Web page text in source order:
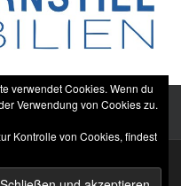
Datenschutzerklärung
verwendet Cookies. Wenn du
Verwendung von Cookies zu.
Kontrolle von Cookies, findest